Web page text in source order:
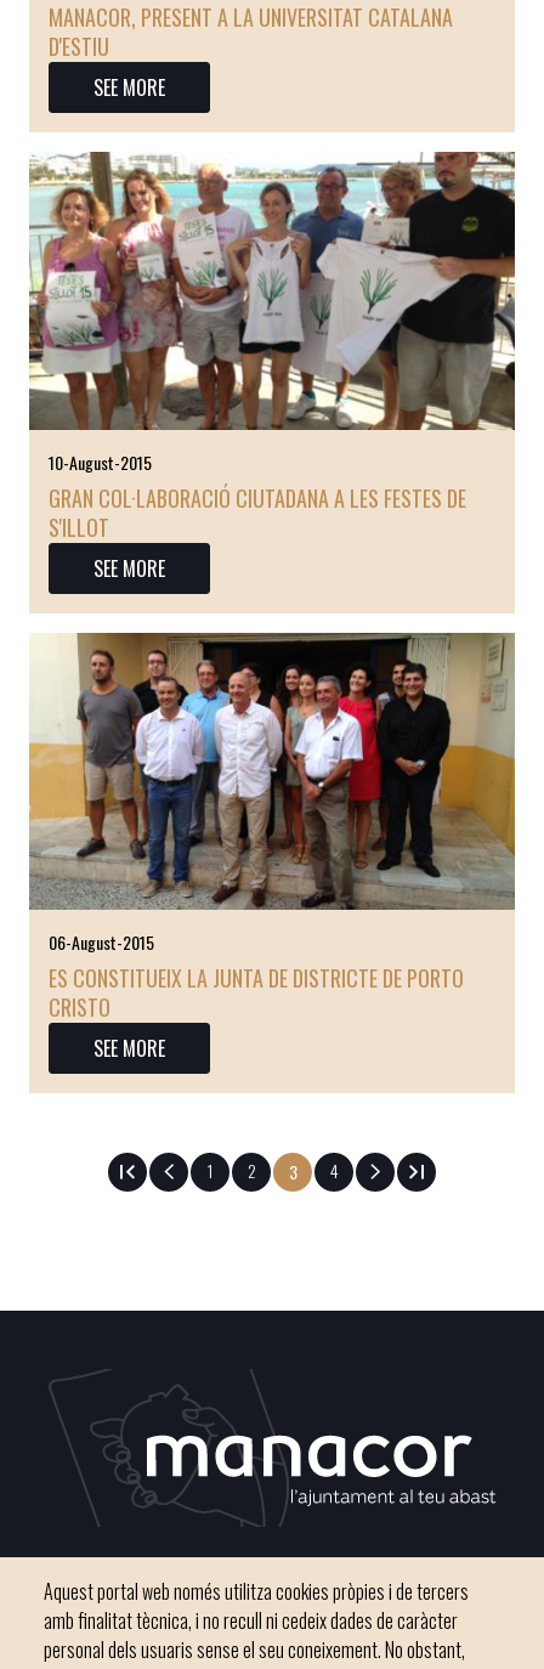
MANACOR, PRESENT A LA UNIVERSITAT CATALANA
D'ESTIU
SEE MORE
10-August-2015
GRAN COL·LABORACIÓ CIUTADANA A LES FESTES DE
S'ILLOT
SEE MORE
06-August-2015
ES CONSTITUEIX LA JUNTA DE DISTRICTE DE PORTO
CRISTO
SEE MORE
SEITENNUMMERIERUNG
Seite
1 Seite
2 Aktuelle
Seite
3 Seite
4
Phone 971 84 91 00 - CIF: P0703300D
Aquest portal web només utilitza cookies pròpies i de tercers
amb finalitat tècnica, i no recull ni cedeix dades de caràcter
personal dels usuaris sense el seu coneixement. No obstant,